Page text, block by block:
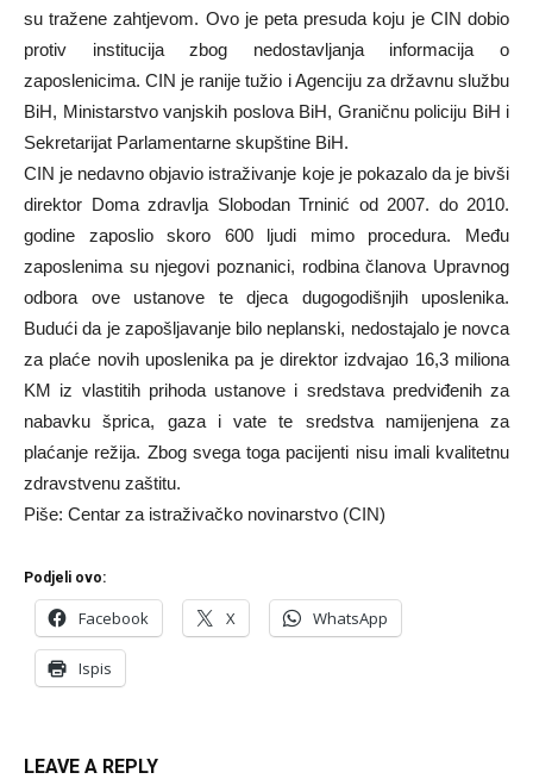
su tražene zahtjevom. Ovo je peta presuda koju je CIN dobio
protiv institucija zbog nedostavljanja informacija o
zaposlenicima. CIN je ranije tužio i Agenciju za državnu službu
BiH, Ministarstvo vanjskih poslova BiH, Graničnu policiju BiH i
Sekretarijat Parlamentarne skupštine BiH.
CIN je nedavno objavio istraživanje koje je pokazalo da je bivši
direktor Doma zdravlja Slobodan Trninić od 2007. do 2010.
godine zaposlio skoro 600 ljudi mimo procedura. Među
zaposlenima su njegovi poznanici, rodbina članova Upravnog
odbora ove ustanove te djeca dugogodišnjih uposlenika.
Budući da je zapošljavanje bilo neplanski, nedostajalo je novca
za plaće novih uposlenika pa je direktor izdvajao 16,3 miliona
KM iz vlastitih prihoda ustanove i sredstava predviđenih za
nabavku šprica, gaza i vate te sredstva namijenjena za
plaćanje režija. Zbog svega toga pacijenti nisu imali kvalitetnu
zdravstvenu zaštitu.
Piše: Centar za istraživačko novinarstvo (CIN)
Podjeli ovo:
Facebook X WhatsApp
Ispis
LEAVE A REPLY